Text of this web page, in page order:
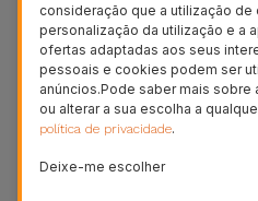
algum destes defeitos:
- Câmara não Liga,
- Fotografias com
- Fotografias com
- Câmara não Foca;
- Câmara com Imagem
consideração que a utilização
personalização da utilização e a
ofertas adaptadas aos seus
pessoais e cookies podem ser
anúncios.Pode saber mais
ou alterar a sua escolha a
política de privacidade.
Deixe-me escolher